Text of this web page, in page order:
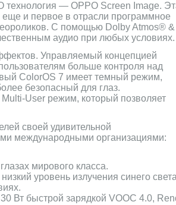
технология — OPPO Screen Image.
и первое в отрасли программное
С помощью Dolby Atmos® &
аудио при любых условиях.
Управляемый концепцией
больше контроля над
ColorOS 7 имеет темный режим,
безопасный для глаз.
User режим, который позволяет
своей удивительной
международными организациями:
мирового класса.
уровень излучения синего света
Вт быстрой зарядкой VOOC 4.0,